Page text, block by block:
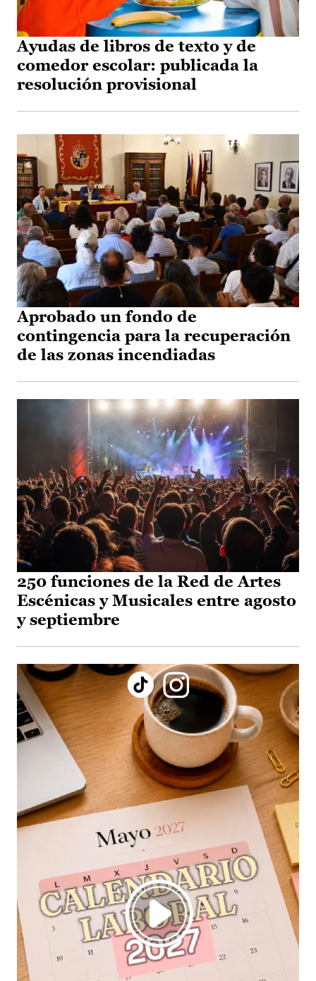
Ayudas de libros de texto y de
comedor escolar: publicada la
resolución provisional
Aprobado un fondo de
contingencia para la recuperación
de las zonas incendiadas
250 funciones de la Red de Artes
Escénicas y Musicales entre agosto
y septiembre